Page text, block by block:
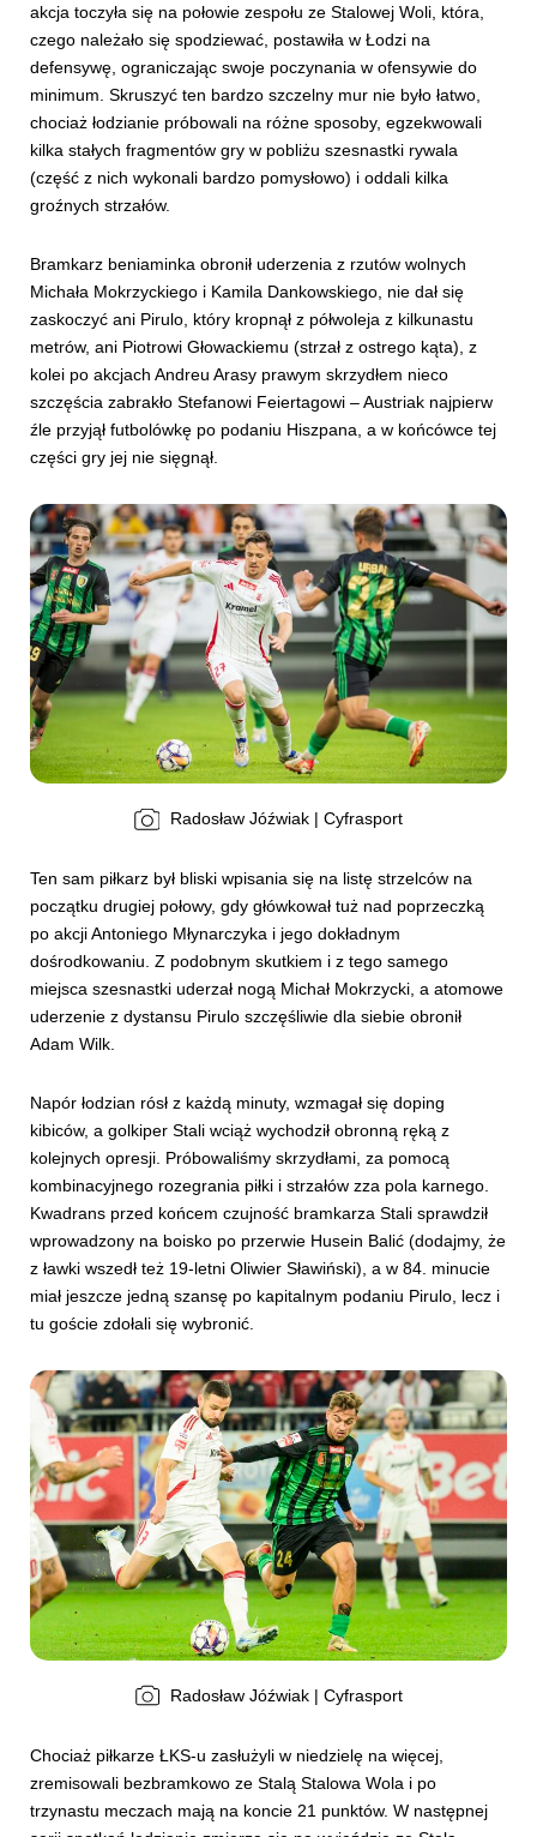
SKLEP KUP BILET
akcja toczyła się na połowie zespołu ze Stalowej Woli, która,
czego należało się spodziewać, postawiła w Łodzi na
defensywę, ograniczając swoje poczynania w ofensywie do
minimum. Skruszyć ten bardzo szczelny mur nie było łatwo,
chociaż łodzianie próbowali na różne sposoby, egzekwowali
kilka stałych fragmentów gry w pobliżu szesnastki rywala
(część z nich wykonali bardzo pomysłowo) i oddali kilka
groźnych strzałów.
Bramkarz beniaminka obronił uderzenia z rzutów wolnych
Michała Mokrzyckiego i Kamila Dankowskiego, nie dał się
zaskoczyć ani Pirulo, który kropnął z półwoleja z kilkunastu
metrów, ani Piotrowi Głowackiemu (strzał z ostrego kąta), z
kolei po akcjach Andreu Arasy prawym skrzydłem nieco
szczęścia zabrakło Stefanowi Feiertagowi – Austriak najpierw
źle przyjął futbolówkę po podaniu Hiszpana, a w końcówce tej
części gry jej nie sięgnął.
Radosław Jóźwiak | Cyfrasport
Ten sam piłkarz był bliski wpisania się na listę strzelców na
początku drugiej połowy, gdy główkował tuż nad poprzeczką
po akcji Antoniego Młynarczyka i jego dokładnym
dośrodkowaniu. Z podobnym skutkiem i z tego samego
miejsca szesnastki uderzał nogą Michał Mokrzycki, a atomowe
uderzenie z dystansu Pirulo szczęśliwie dla siebie obronił
Adam Wilk.
Napór łodzian rósł z każdą minuty, wzmagał się doping
kibiców, a golkiper Stali wciąż wychodził obronną ręką z
kolejnych opresji. Próbowaliśmy skrzydłami, za pomocą
kombinacyjnego rozegrania piłki i strzałów zza pola karnego.
Kwadrans przed końcem czujność bramkarza Stali sprawdził
wprowadzony na boisko po przerwie Husein Balić (dodajmy, że
z ławki wszedł też 19-letni Oliwier Sławiński), a w 84. minucie
miał jeszcze jedną szansę po kapitalnym podaniu Pirulo, lecz i
tu goście zdołali się wybronić.
Radosław Jóźwiak | Cyfrasport
Chociaż piłkarze ŁKS-u zasłużyli w niedzielę na więcej,
zremisowali bezbramkowo ze Stalą Stalowa Wola i po
trzynastu meczach mają na koncie 21 punktów. W następnej